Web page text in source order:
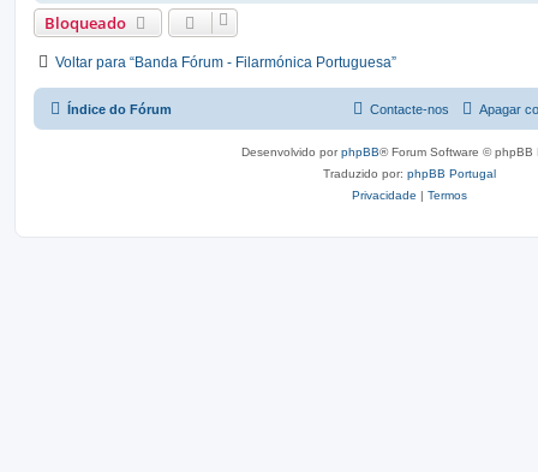
Bloqueado
Voltar para “Banda Fórum - Filarmónica Portuguesa”
Índice do Fórum Apagar
Contacte-nos
Desenvolvido porphpBB® Forum Software © phpBB
Traduzido por: phpBB Portugal
Privacidade | Termos